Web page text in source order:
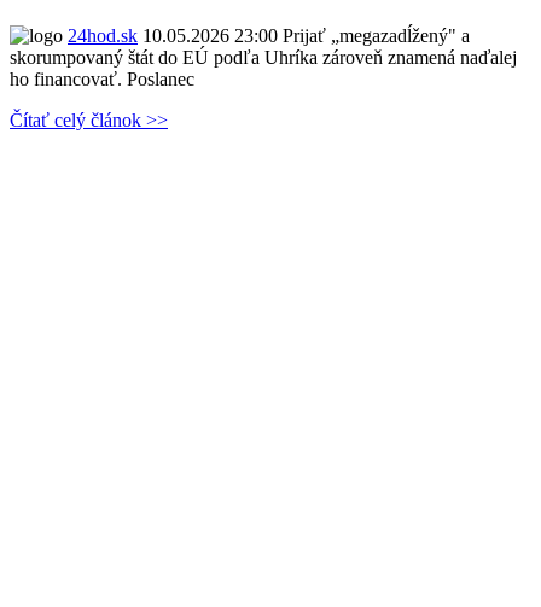
24hod.sk 10.05.2026 23:00 Prijať „megazadĺžený" a
skorumpovaný štát do EÚ podľa Uhríka zároveň znamená naďalej
ho financovať. Poslanec
Čítať celý článok >>